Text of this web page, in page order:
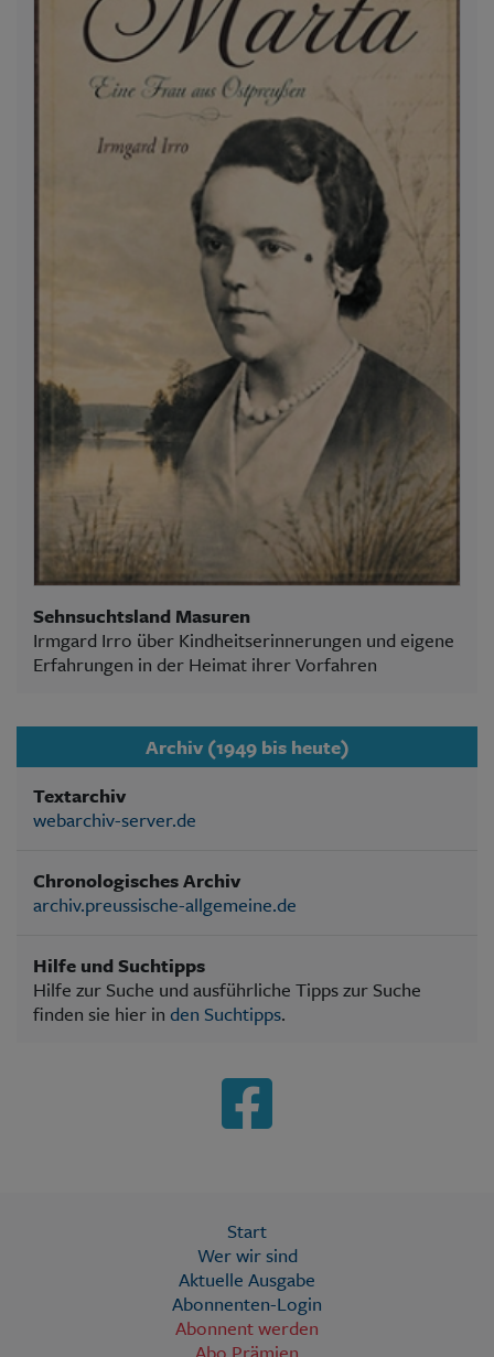
Sehnsuchtsland Masuren
Irmgard Irro über Kindheitserinnerungen und eigene
Erfahrungen in der Heimat ihrer Vorfahren
Archiv (1949 bis heute)
Textarchiv
webarchiv-server.de
Chronologisches Archiv
archiv.preussische-allgemeine.de
Hilfe und Suchtipps
Hilfe zur Suche und ausführliche Tipps zur Suche
finden sie hier in den Suchtipps.
Start
Wer wir sind
Aktuelle Ausgabe
Abonnenten-Login
Abonnent werden